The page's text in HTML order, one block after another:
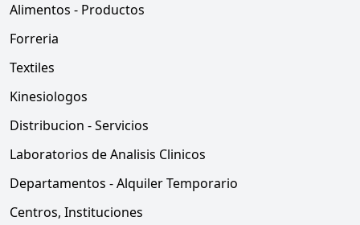
Alimentos - Productos
Forreria
Textiles
Kinesiologos
Distribucion - Servicios
Laboratorios de Analisis Clinicos
Departamentos - Alquiler Temporario
Centros, Instituciones